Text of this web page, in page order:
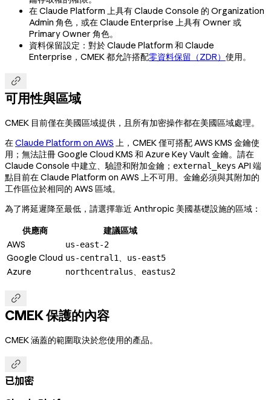
在 Claude Platform 上具有 Claude Console 的 Organization
Admin 角色，或在 Claude Enterprise 上具有 Owner 或
Primary Owner 角色。
資料保留設定：對於 Claude Platform 和 Claude
Enterprise，CMEK 都允許搭配零資料保留（ZDR） 使用。

可用性與區域
CMEK 目前僅在美國區域提供，且所有加密操作都在美國區域處理。
在Claude Platform on AWS 上，CMEK 僅可搭配 AWS KMS 金鑰使
用；無法註冊 Google Cloud KMS 和 Azure Key Vault 金鑰。請在
Claude Console 中建立、驗證和附加金鑰； external_keys API 端
點目前在 Claude Platform on AWS 上不可用。金鑰必須與其附加的
工作區位於相同的 AWS 區域。
為了將延遲降至最低，請選擇靠近 Anthropic 美國基礎設施的區域：
供應商
建議區域
AWS
us-east-2
Google Cloud us-central1、 us-east5
Azure northcentralus、 eastus2

CMEK 保護的內容
CMEK 涵蓋的範圍取決於您使用的產品。

已加密